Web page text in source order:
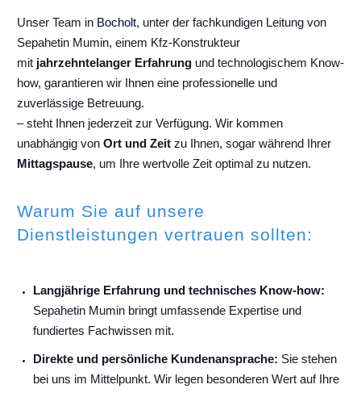
Unser Team in Bocholt, unter der fachkundigen Leitung von
Sepahetin Mumin, einem Kfz-Konstrukteur
mit jahrzehntelanger Erfahrung und technologischem Know-
how, garantieren wir Ihnen eine professionelle und
zuverlässige Betreuung.
– steht Ihnen jederzeit zur Verfügung. Wir kommen
unabhängig von Ort und Zeit zu Ihnen, sogar während Ihrer
Mittagspause, um Ihre wertvolle Zeit optimal zu nutzen.
Warum Sie auf unsere
Dienstleistungen vertrauen sollten:
Langjährige Erfahrung und technisches Know-how:
Sepahetin Mumin bringt umfassende Expertise und
fundiertes Fachwissen mit.
Direkte und persönliche Kundenansprache: Sie stehen
bei uns im Mittelpunkt. Wir legen besonderen Wert auf Ihre